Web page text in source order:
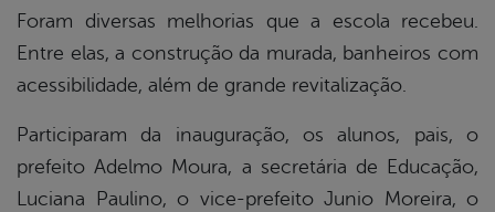
Foram diversas melhorias que a escola recebeu.
Entre elas, a construção da murada, banheiros com
acessibilidade, além de grande revitalização.
Participaram da inauguração, os alunos, pais, o
prefeito Adelmo Moura, a secretária de Educação,
Luciana Paulino, o vice-prefeito Junio Moreira, o